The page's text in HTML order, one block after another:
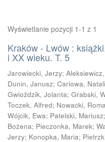
Wyświetlanie pozycji 1-1 z 1
Kraków - Lwów :
i XX wieku. T. 5
Jarowiecki, Jerzy;
Dunin, Janusz; Cariowa,
Gwioździk, Jolanta; Grabski,
Toczek, Alfred; Nowacki,
Wójcik, Ewa; Patelski, Mariusz;
Bożena; Pieczonka, Marek;
Jerzy; Konopka, Maria;